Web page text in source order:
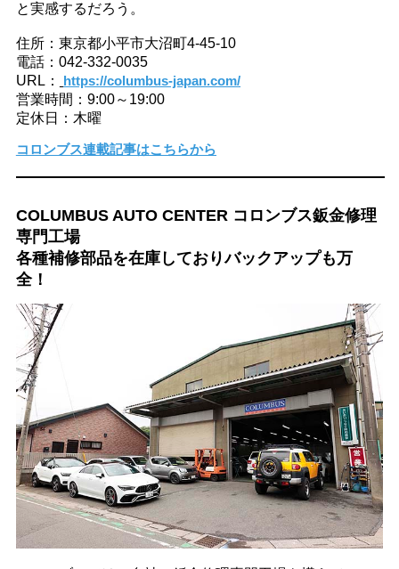
と実感するだろう。
住所：東京都小平市大沼町4-45-10
電話：042-332-0035
URL：
https://columbus-japan.com/
営業時間：9:00～19:00
定休日：木曜
コロンブス連載記事はこちらから
COLUMBUS AUTO CENTER コロンブス鈑金修理
専門工場
各種補修部品を在庫しておりバックアップも万
全！